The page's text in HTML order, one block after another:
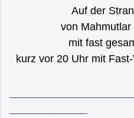
Auf der
von
mit fast
kurz vor 20 Uhr mit